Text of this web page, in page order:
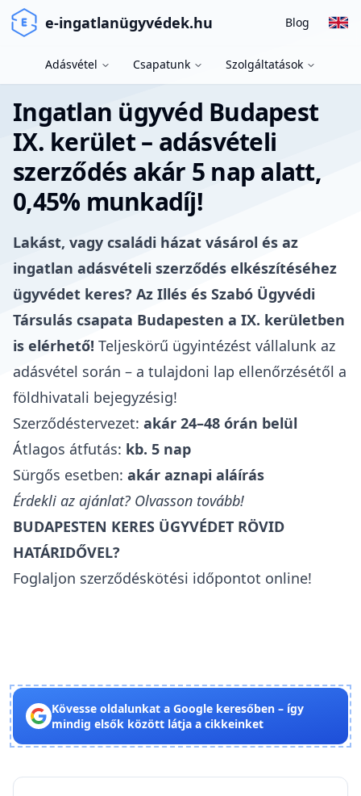
e-ingatlanügyvédek.hu Blog
Adásvétel Csapatunk Szolgáltatások
Ingatlan ügyvéd Budapest
IX. kerület – adásvételi
szerződés akár 5 nap alatt,
0,45% munkadíj!
Lakást, vagy családi házat vásárol és az
ingatlan adásvételi szerződés elkészítéséhez
ügyvédet keres? Az Illés és Szabó Ügyvédi
Társulás csapata Budapesten a IX. kerületben
is elérhető! Teljeskörű ügyintézést vállalunk az
adásvétel során – a tulajdoni lap ellenőrzésétől a
földhivatali bejegyzésig!
Szerződéstervezet: akár 24–48 órán belül
Átlagos átfutás: kb. 5 nap
Sürgős esetben: akár aznapi aláírás
Érdekli az ajánlat? Olvasson tovább!
BUDAPESTEN KERES ÜGYVÉDET RÖVID
HATÁRIDŐVEL?
Foglaljon szerződéskötési időpontot online!
Kövesse oldalunkat a Google keresőben – így
mindig elsők között látja a cikkeinket